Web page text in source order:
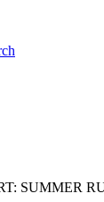
SUMMER